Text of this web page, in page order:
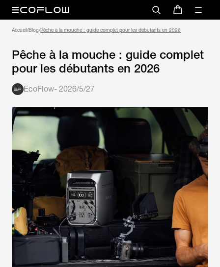
Accueil/Blog/Pêche à la mouche : guide complet pour les débutants en 2026
Pêche à la mouche : guide complet
pour les débutants en 2026
EcoFlow- 2026/5/27